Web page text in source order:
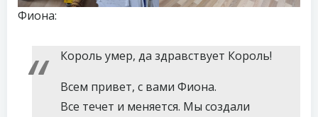
Фиона:
Король умер, да здравствует Король!
Всем привет, с вами Фиона.
Все течет и меняется. Мы создали